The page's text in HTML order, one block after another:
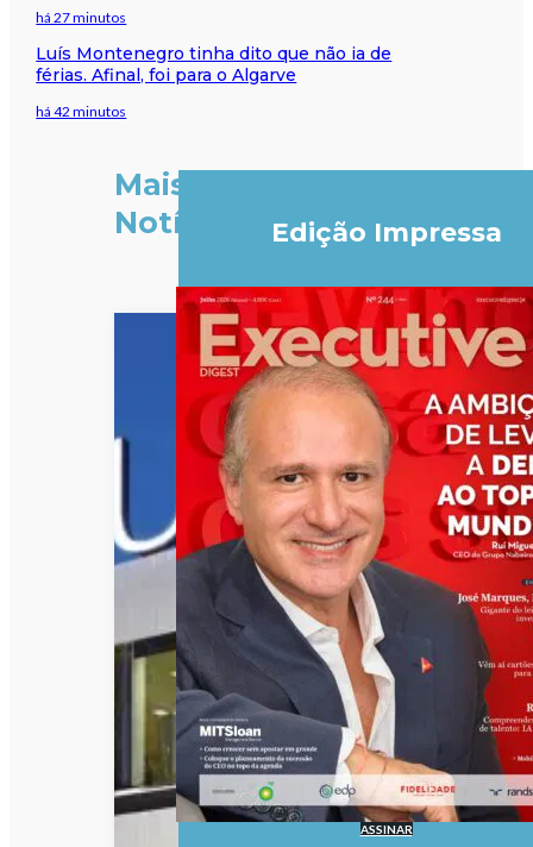
há 27 minutos
Luís Montenegro tinha dito que não ia de
férias. Afinal, foi para o Algarve
há 42 minutos
Mais
Notícias
Edição Impressa
ASSINAR